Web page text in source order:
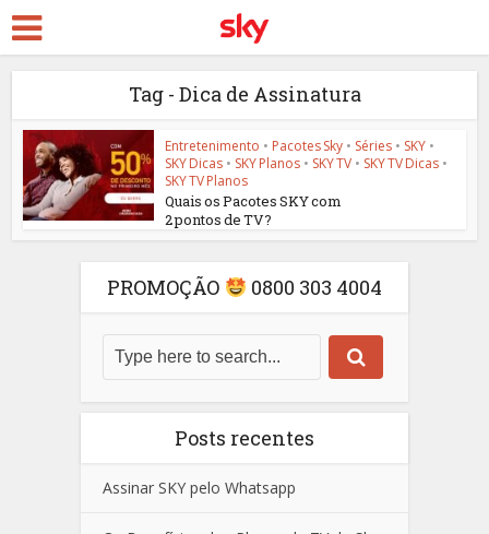
Tag - Dica de Assinatura
Entretenimento • Pacotes Sky • Séries • SKY •
SKY Dicas • SKY Planos • SKY TV • SKY TV Dicas •
SKY TV Planos
Quais os Pacotes SKY com
2 pontos de TV?
PROMOÇÃO 0800 303 4004
Posts recentes
Assinar SKY pelo Whatsapp